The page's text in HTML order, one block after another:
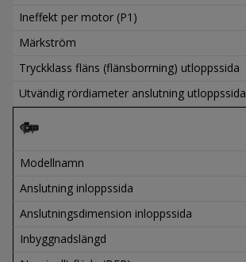
Ineffekt per motor (P1)
Märkström
Tryckklass fläns (flänsborrning) utloppssida
Utvändig rördiameter anslutning utloppssida
Modellnamn
Anslutning inloppssida
Anslutningsdimension inloppssida
Inbyggnadslängd